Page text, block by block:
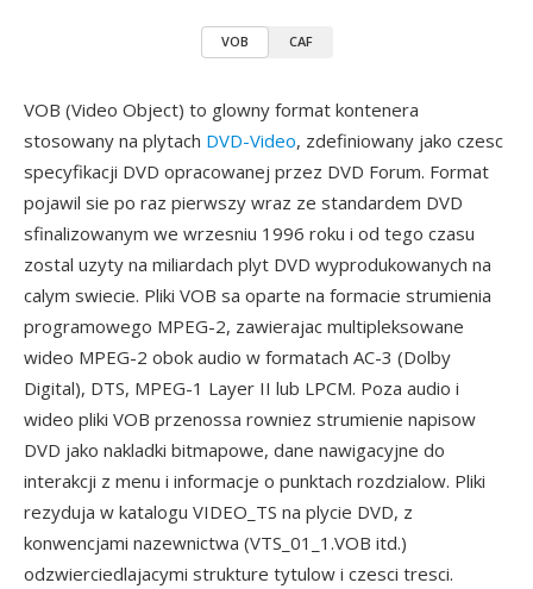
VOB CAF
VOB (Video Object) to glowny format kontenera
stosowany na plytach DVD-Video, zdefiniowany jako czesc
specyfikacji DVD opracowanej przez DVD Forum. Format
pojawil sie po raz pierwszy wraz ze standardem DVD
sfinalizowanym we wrzesniu 1996 roku i od tego czasu
zostal uzyty na miliardach plyt DVD wyprodukowanych na
calym swiecie. Pliki VOB sa oparte na formacie strumienia
programowego MPEG-2, zawierajac multipleksowane
wideo MPEG-2 obok audio w formatach AC-3 (Dolby
Digital), DTS, MPEG-1 Layer II lub LPCM. Poza audio i
wideo pliki VOB przenossa rowniez strumienie napisow
DVD jako nakladki bitmapowe, dane nawigacyjne do
interakcji z menu i informacje o punktach rozdzialow. Pliki
rezyduja w katalogu VIDEO_TS na plycie DVD, z
konwencjami nazewnictwa (VTS_01_1.VOB itd.)
odzwierciedlajacymi strukture tytulow i czesci tresci.